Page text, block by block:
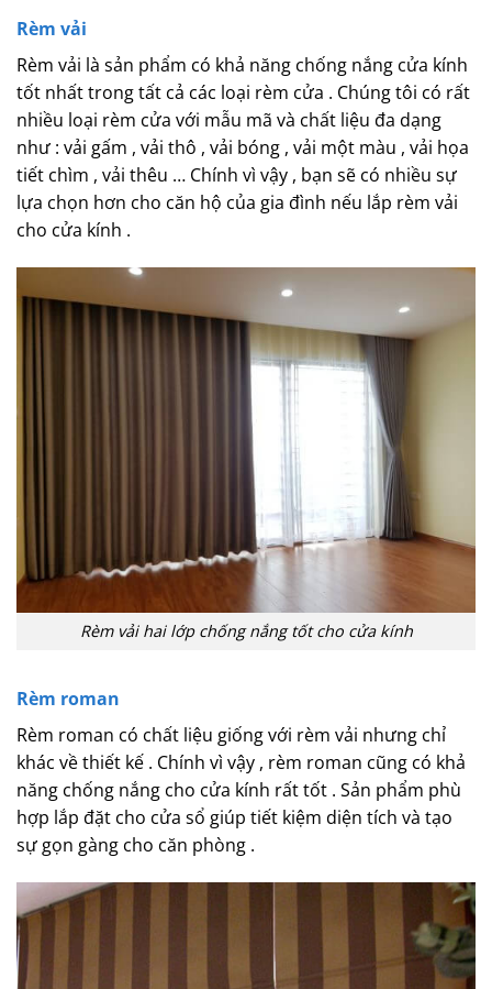
Rèm vải
Rèm vải là sản phẩm có khả năng chống nắng cửa kính
tốt nhất trong tất cả các loại rèm cửa . Chúng tôi có rất
nhiều loại rèm cửa với mẫu mã và chất liệu đa dạng
như : vải gấm , vải thô , vải bóng , vải một màu , vải họa
tiết chìm , vải thêu … Chính vì vậy , bạn sẽ có nhiều sự
lựa chọn hơn cho căn hộ của gia đình nếu lắp rèm vải
cho cửa kính .
Rèm vải hai lớp chống nắng tốt cho cửa kính
Rèm roman
Rèm roman có chất liệu giống với rèm vải nhưng chỉ
khác về thiết kế . Chính vì vậy , rèm roman cũng có khả
năng chống nắng cho cửa kính rất tốt . Sản phẩm phù
hợp lắp đặt cho cửa sổ giúp tiết kiệm diện tích và tạo
sự gọn gàng cho căn phòng .